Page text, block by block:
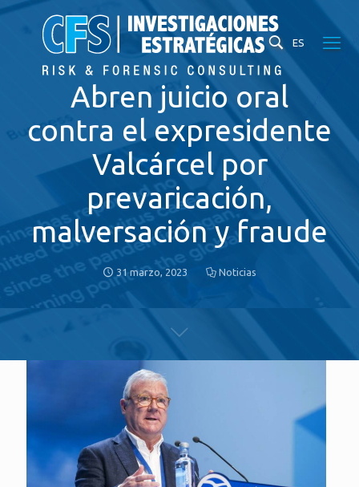
ES
Abren juicio oral
contra el expresidente
Valcárcel por
prevaricación,
malversación y fraude
31 marzo, 2023 Noticias